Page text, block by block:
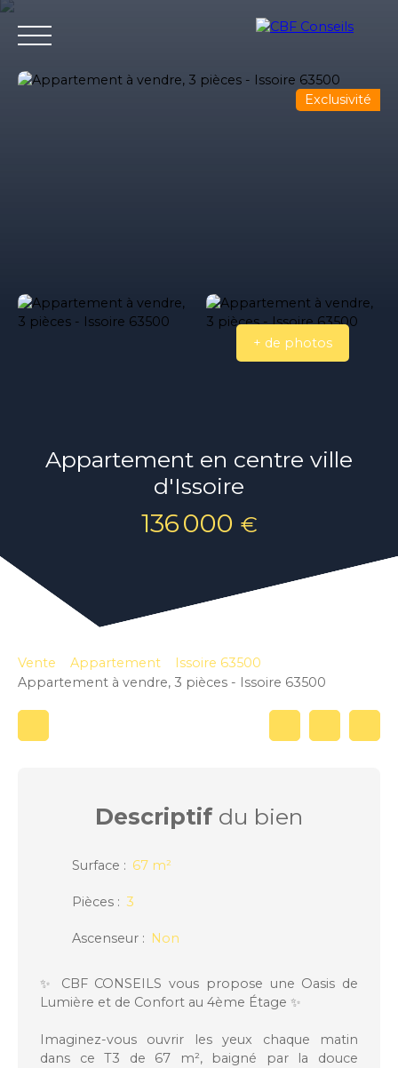
Estimation
Exclusivité
+ de photos
Appartement en centre ville
d'Issoire
136 000 €
Vente Appartement
Issoire 63500
Appartement à vendre, 3 pièces - Issoire 63500
Descriptifdu bien
Surface : 67 m²
Pièces : 3
Ascenseur : Non
✨ CBF CONSEILS vous propose une Oasis de
Lumière et de Confort au 4ème Étage ✨
Imaginez-vous ouvrir les yeux chaque matin
dans ceT3 de 67 m², baigné par la douce